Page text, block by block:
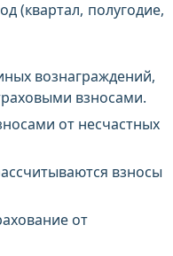
(квартал, полугодие,
вознаграждений,
взносами.
от несчастных
взносы
от